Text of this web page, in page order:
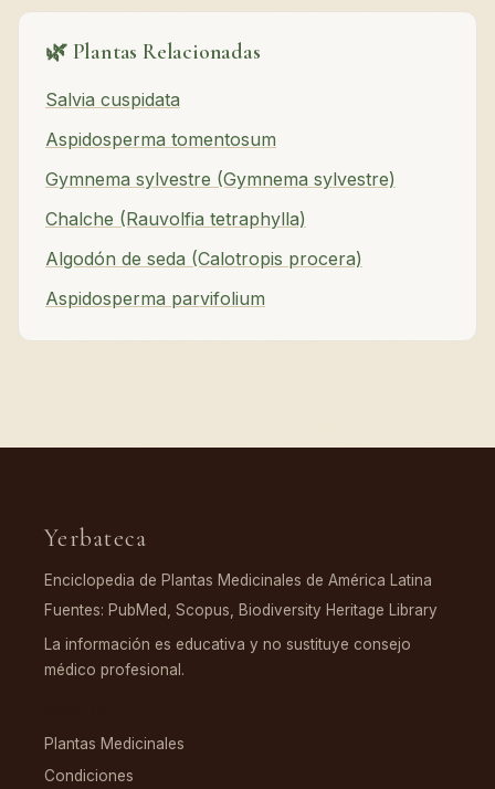
🌿 Plantas Relacionadas
Salvia cuspidata
Aspidosperma tomentosum
Gymnema sylvestre (Gymnema sylvestre)
Chalche (Rauvolfia tetraphylla)
Algodón de seda (Calotropis procera)
Aspidosperma parvifolium
Yerbateca
Enciclopedia de Plantas Medicinales de América Latina
Fuentes: PubMed, Scopus, Biodiversity Heritage Library
La información es educativa y no sustituye consejo
médico profesional.
Plantas Medicinales
Condiciones